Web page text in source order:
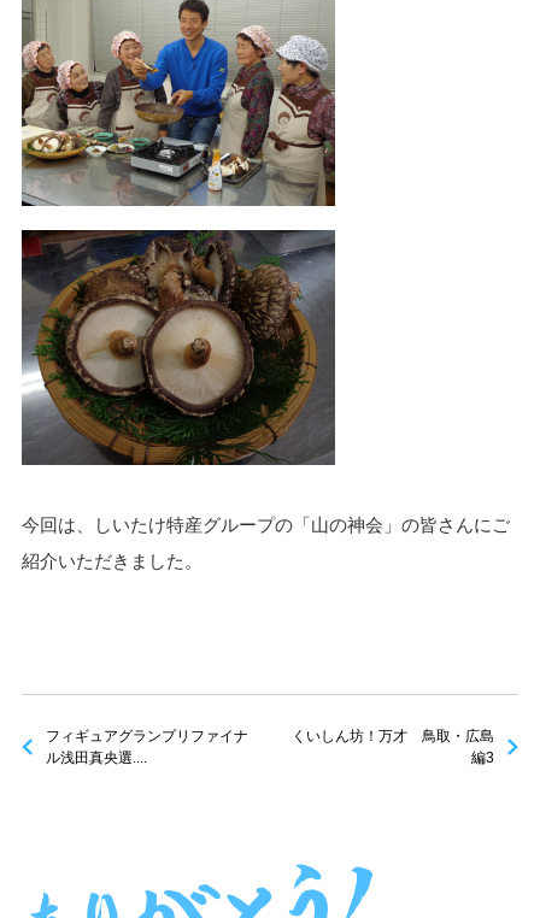
今回は、しいたけ特産グループの「山の神会」の皆さんにご
紹介いただきました。
フィギュアグランプリファイナ
ル浅田真央選....
くいしん坊！万才 鳥取・広島
編3